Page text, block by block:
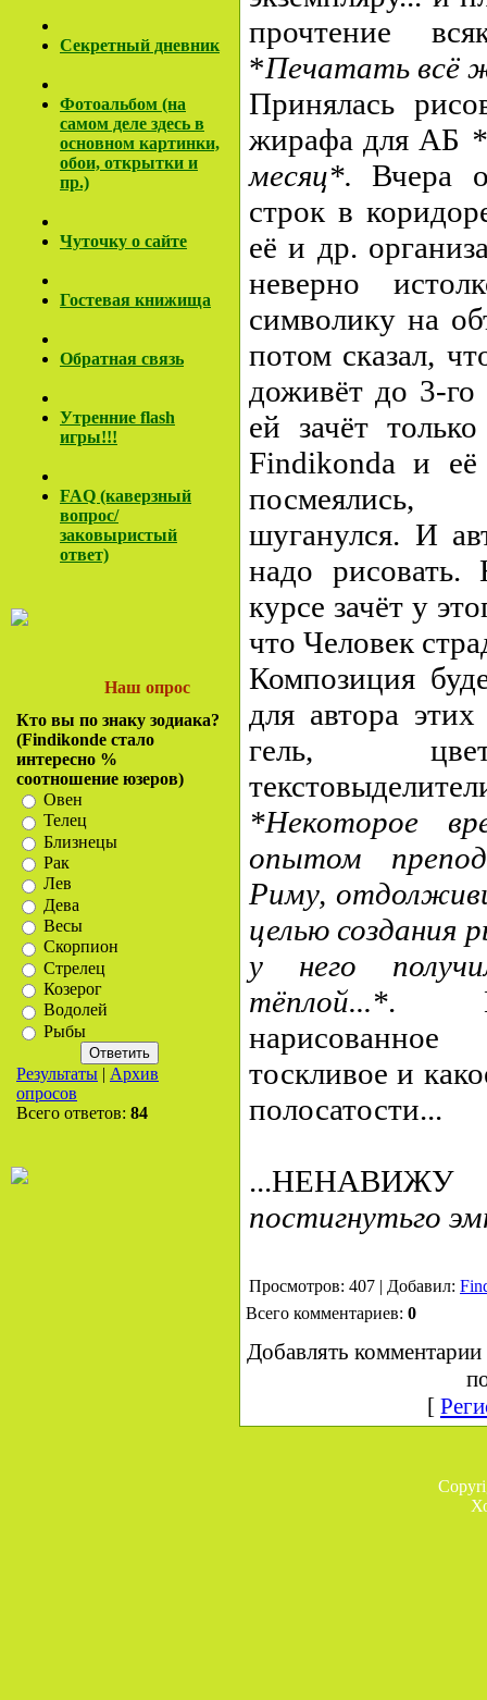
Секретный дневник
Фотоальбом (на
самом деле здесь в
основном картинки,
обои, открытки и
пр.)
Чуточку о сайте
Гостевая книжища
Обратная связь
Утренние flash
игры!!!
FAQ (каверзный
вопрос/
заковыристый
ответ)
Наш опрос
Кто вы по знаку зодиака?
(Findikonde стало
интересно %
соотношение юзеров)
Овен
Телец
Близнецы
Рак
Лев
Дева
Весы
Скорпион
Стрелец
Козерог
Водолей
Рыбы
Результаты | Архив
опросов
Всего ответов: 84
прочтение
*Печатать всё
Принялась
жирафа для АБ
месяц*. Вчера
строк в
её и др.
неверно
символику на
потом сказал,
доживёт до 3-го
ей зачёт
Findikonda и её
шуганулся. И
надо
курсе зачёт у
что Человек
Композиция
для автора
гель,
*Некоторое
опытом
Риму,
целью создания
у него
тёплой...*.
тоскливое и
полосатости...
постигнутьго
Просмотров: 407 | Добавил:
Всего комментариев: 0
Добавлять комментарии
[